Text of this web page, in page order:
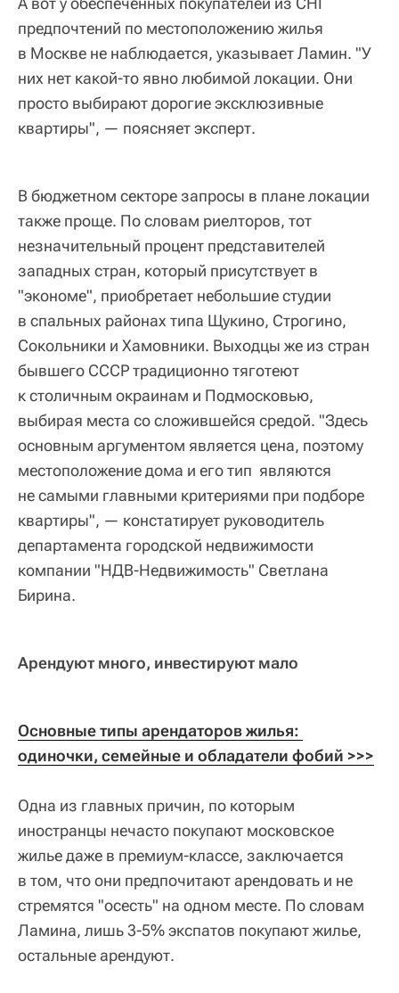
предпочтений по местоположению жилья
в Москве не наблюдается, указывает Ламин. "У
них нет какой-то явно любимой локации. Они
просто выбирают дорогие эксклюзивные
квартиры", — поясняет эксперт.
В бюджетном секторе запросы в плане локации
также проще. По словам риелторов, тот
незначительный процент представителей
западных стран, который присутствует в
"экономе", приобретает небольшие студии
в спальных районах типа Щукино, Строгино,
Сокольники и Хамовники. Выходцы же из стран
бывшего СССР традиционно тяготеют
к столичным окраинам и Подмосковью,
выбирая места со сложившейся средой. "Здесь
основным аргументом является цена, поэтому
местоположение дома и его тип являются
не самыми главными критериями при подборе
квартиры", — констатирует руководитель
департамента городской недвижимости
компании "НДВ-Недвижимость" Светлана
Бирина.
Арендуют много, инвестируют мало
Основные типы арендаторов жилья:
одиночки, семейные и обладатели фобий >>>
Одна из главных причин, по которым
иностранцы нечасто покупают московское
жилье даже в премиум-классе, заключается
в том, что они предпочитают арендовать и не
стремятся "осесть" на одном месте. По словам
Ламина, лишь 3-5% экспатов покупают жилье,
остальные арендуют.